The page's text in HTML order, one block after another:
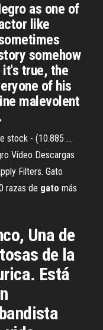
as one of
like
somehow
true, the
of his
malevolent
stock - (10.885 ...
Vídeo Descargas
Filters. Gato
razas de gato más
Una de
de la
Está